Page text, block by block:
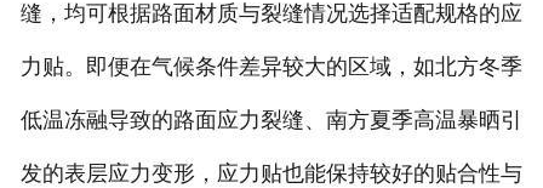
缝，均可根据路面材质与裂缝情况选择适配规格的应
力贴。即便在气候条件差异较大的区域，如北方冬季
低温冻融导致的路面应力裂缝、南方夏季高温暴晒引
发的表层应力变形，应力贴也能保持较好的贴合性与